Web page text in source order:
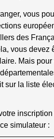
vous
des
vous devez
Mais
sur la liste
simulateur :